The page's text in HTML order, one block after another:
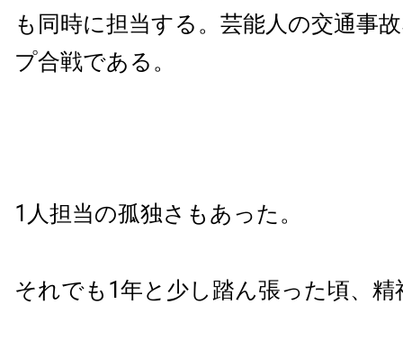
も同時に担当する。芸能人の交通事
プ合戦である。
1人担当の孤独さもあった。
それでも1年と少し踏ん張った頃、精